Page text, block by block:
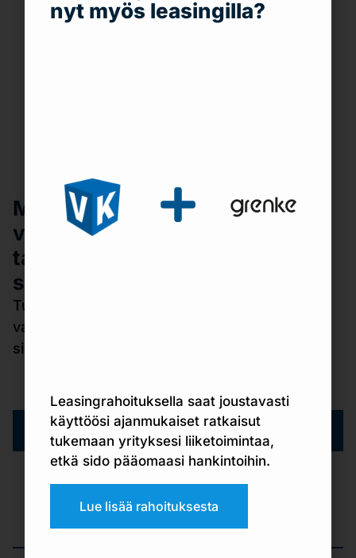
Siistit sosiaalitilat
Meiltä saat laadukkaat
varastokalusteet,
tarvikkeet ja laitteet toimivaan
sisälogistiikkaan
Tuotevalikoimastamme löytyy Saksassa
valmistetut Bito -tuotteet ja muut
sisälogistiikkaa parantavat erikoistuotteet.
Pukukaapit
Pukukaapit
nyt myös leasingilla?
Leasingrahoituksella saat joustavasti
käyttöösi ajanmukaiset ratkaisut
tukemaan yrityksesi liiketoimintaa,
etkä sido pääomaasi hankintoihin.
Lue lisää rahoituksesta